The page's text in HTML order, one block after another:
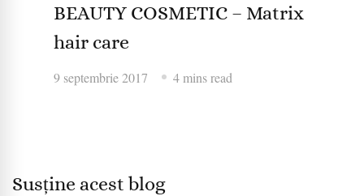
BEAUTY COSMETIC – Matrix
hair care
9 septembrie 2017 4 mins read
Susține acest blog